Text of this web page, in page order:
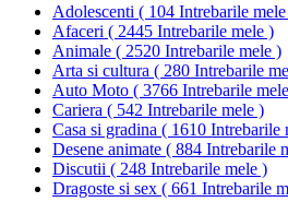
Adolescenti ( 104 Intrebarile mele
Afaceri ( 2445 Intrebarile mele )
Animale ( 2520 Intrebarile mele )
Arta si cultura ( 280 Intrebarile
Auto Moto ( 3766 Intrebarile mele
Cariera ( 542 Intrebarile mele )
Casa si gradina ( 1610 Intrebarile
Desene animate ( 884 Intrebarile
Discutii ( 248 Intrebarile mele )
Dragoste si sex ( 661 Intrebarile